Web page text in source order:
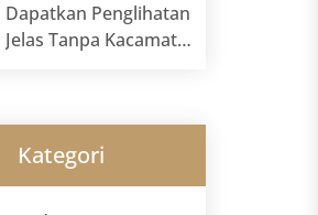
Dapatkan Penglihatan
Jelas Tanpa Kacamata
Kategori